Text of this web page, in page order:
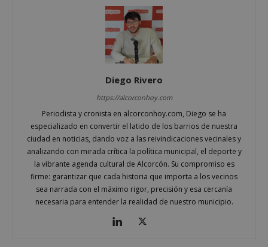
Diego Rivero
https://alcorconhoy.com
Periodista y cronista en alcorconhoy.com, Diego se ha
especializado en convertir el latido de los barrios de nuestra
ciudad en noticias, dando voz a las reivindicaciones vecinales y
analizando con mirada crítica la política municipal, el deporte y
la vibrante agenda cultural de Alcorcón. Su compromiso es
firme: garantizar que cada historia que importa a los vecinos
sea narrada con el máximo rigor, precisión y esa cercanía
necesaria para entender la realidad de nuestro municipio.
Cookies de preferencias
Cookies de funcionalidad
Cookies no clasificadas
Las cookies estrictamente necesarias permiten la
inicio de sesión de usuario y la gestión de cuentas.
las cookies estrictamente necesarias.
Nombre
Proveedor/
Dominio
PHPSESSID
alcorconhoy.com
Sesión